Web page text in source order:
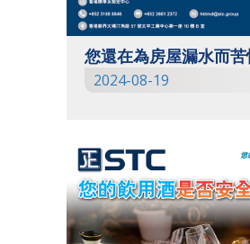
您還在為房屋漏水而苦
2024-08-19